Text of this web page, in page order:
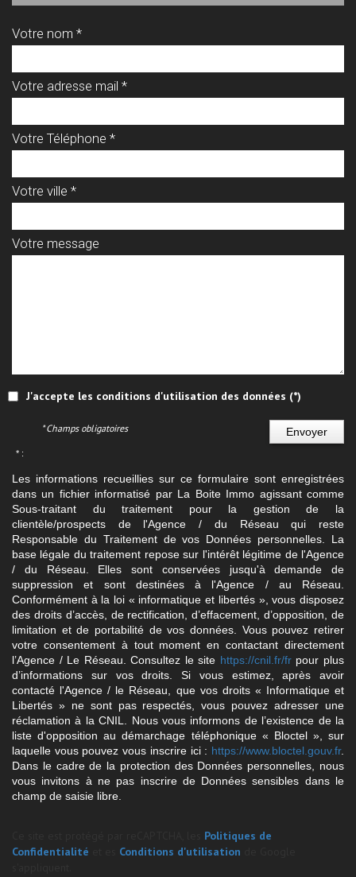
Votre nom *
Votre adresse mail *
Votre Téléphone *
Votre ville *
Votre message
J'accepte les conditions d'utilisation des données (*)
Envoyer
* Champs obligatoires
* :
Les informations recueillies sur ce formulaire sont enregistrées
dans un fichier informatisé par La Boite Immo agissant comme
Sous-traitant du traitement pour la gestion de la
clientèle/prospects de l'Agence / du Réseau qui reste
Responsable du Traitement de vos Données personnelles. La
base légale du traitement repose sur l'intérêt légitime de l'Agence
/ du Réseau. Elles sont conservées jusqu'à demande de
suppression et sont destinées à l'Agence / au Réseau.
Conformément à la loi « informatique et libertés », vous disposez
des droits d’accès, de rectification, d’effacement, d’opposition, de
limitation et de portabilité de vos données. Vous pouvez retirer
votre consentement à tout moment en contactant directement
l’Agence / Le Réseau. Consultez le site https://cnil.fr/frpour plus
d’informations sur vos droits. Si vous estimez, après avoir
contacté l'Agence / le Réseau, que vos droits « Informatique et
Libertés » ne sont pas respectés, vous pouvez adresser une
réclamation à la CNIL. Nous vous informons de l’existence de la
liste d'opposition au démarchage téléphonique « Bloctel », sur
laquelle vous pouvez vous inscrire ici : https://www.bloctel.gouv.fr.
Dans le cadre de la protection des Données personnelles, nous
vous invitons à ne pas inscrire de Données sensibles dans le
champ de saisie libre.
Politiques de
Confidentialité
Conditions d'utilisation